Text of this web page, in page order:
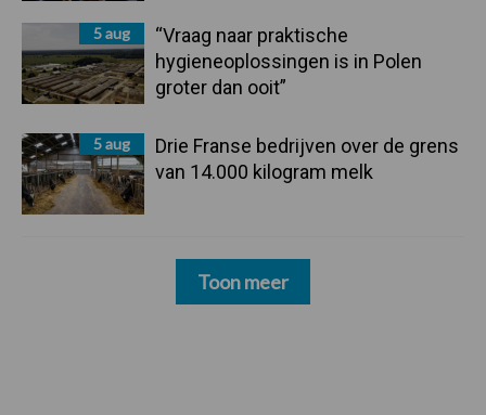
5 aug
“Vraag naar praktische
hygieneoplossingen is in Polen
groter dan ooit”
5 aug
Drie Franse bedrijven over de grens
van 14.000 kilogram melk
Toon meer